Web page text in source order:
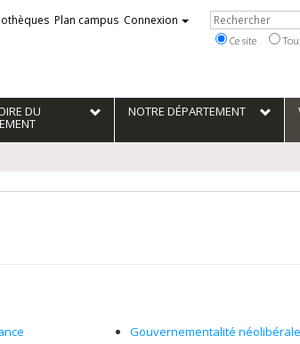
Plan campus Connexion Rechercher
Ce site
DU NOTRE DÉPARTEMENT
Gouvernementalité néolibérale